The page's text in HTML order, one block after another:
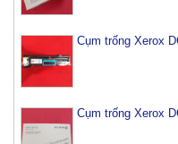
Cụm trống Xerox
Cụm trống Xerox